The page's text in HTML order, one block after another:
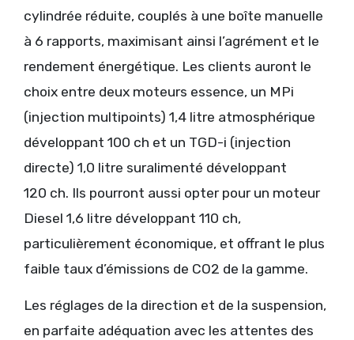
cylindrée réduite, couplés à une boîte manuelle
à 6 rapports, maximisant ainsi l’agrément et le
rendement énergétique. Les clients auront le
choix entre deux moteurs essence, un MPi
(injection multipoints) 1,4 litre atmosphérique
développant 100 ch et un TGD-i (injection
directe) 1,0 litre suralimenté développant
120 ch. Ils pourront aussi opter pour un moteur
Diesel 1,6 litre développant 110 ch,
particulièrement économique, et offrant le plus
faible taux d’émissions de CO2 de la gamme.
Les réglages de la direction et de la suspension,
en parfaite adéquation avec les attentes des